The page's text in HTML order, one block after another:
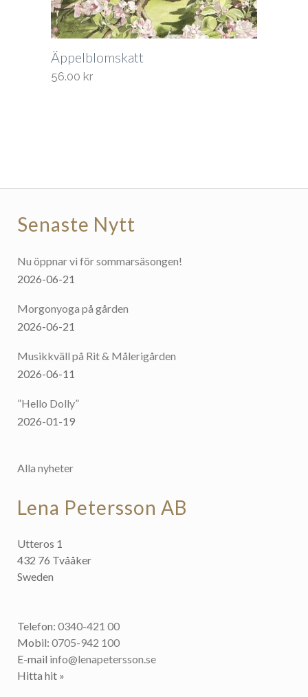
Äppelblomskatt
56.00 kr
Senaste Nytt
Nu öppnar vi för sommarsäsongen!
2026-06-21
Morgonyoga på gården
2026-06-21
Musikkväll på Rit & Målerigården
2026-06-11
”Hello Dolly”
2026-01-19
Alla nyheter
Lena Petersson AB
Utteros 1
432 76 Tvååker
Sweden
Telefon: 0340-421 00
Mobil: 0705-942 100
E-mail info@lenapetersson.se
Hitta hit »